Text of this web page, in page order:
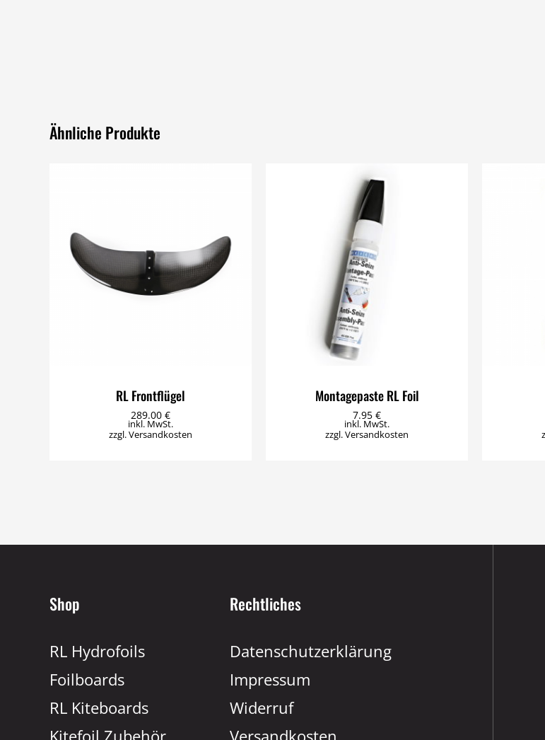
Ähnliche Produkte
RL Frontflügel
289.00 €
inkl. MwSt.
zzgl.Versandkosten
Montagepaste RL Foil
7.95 €
inkl. MwSt.
zzgl.Versandkosten
Shop
RL Hydrofoils
Foilboards
RL Kiteboards
Rechtliches
Datenschutzerklärung
Impressum
Widerruf